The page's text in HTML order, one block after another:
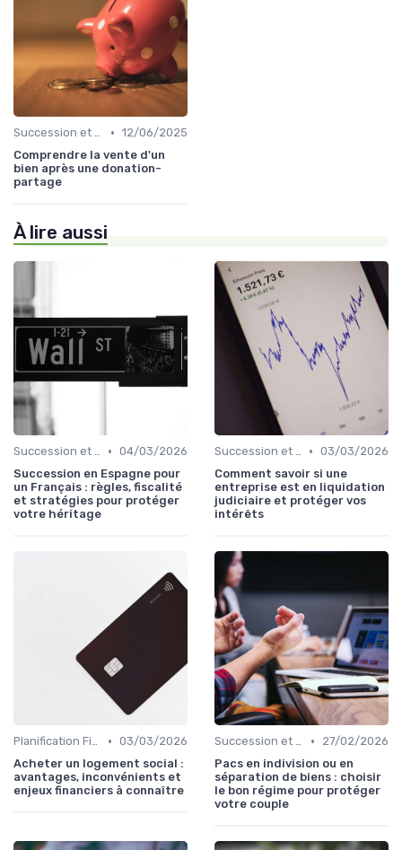
Succession et Transmission de Patrimoine • 12/06/2025
Comprendre la vente d'un
bien après une donation-
partage
À lire aussi
Succession et Transmission de Patrimoine • 04/03/2026
Succession en Espagne pour
un Français : règles, fiscalité
et stratégies pour protéger
votre héritage
Succession et Transmission de Patrimoine • 03/03/2026
Comment savoir si une
entreprise est en liquidation
judiciaire et protéger vos
intérêts
Planification Financière Personnelle • 03/03/2026
Acheter un logement social :
avantages, inconvénients et
enjeux financiers à connaître
Succession et Transmission de Patrimoine •
27/02/2026
Pacs en indivision ou en
séparation de biens : choisir
le bon régime pour protéger
votre couple